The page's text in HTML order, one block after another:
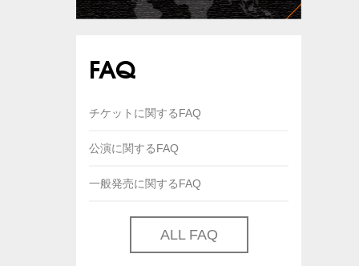
FAQ
チケットに関するFAQ
公演に関するFAQ
一般発売に関するFAQ
ALL FAQ